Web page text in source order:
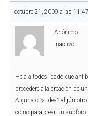
octubre 21, 2009 a las
Anónimo
Inactivo
Hola a todos! dado que
procederé a la creación de
Alguna otra idea? algún
como para crear un subforo